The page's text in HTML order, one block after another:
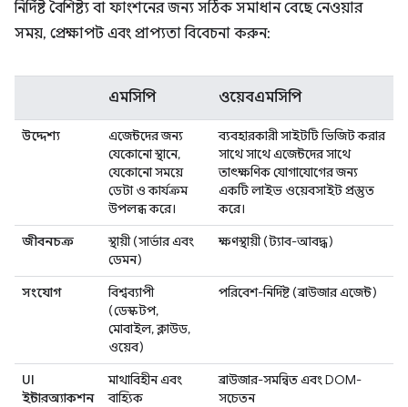
নির্দিষ্ট বৈশিষ্ট্য বা ফাংশনের জন্য সঠিক সমাধান বেছে নেওয়ার
সময়, প্রেক্ষাপট এবং প্রাপ্যতা বিবেচনা করুন:
এমসিপি ওয়েবএমসিপি
উদ্দেশ্য
এজেন্টদের জন্য
যেকোনো স্থানে,
যেকোনো সময়ে
ডেটা ও কার্যক্রম
উপলব্ধ করে।
ব্যবহারকারী সাইটটি ভিজিট করার
সাথে সাথে এজেন্টদের সাথে
তাৎক্ষণিক যোগাযোগের জন্য
একটি লাইভ ওয়েবসাইট প্রস্তুত
করে।
জীবনচক্র
স্থায়ী (সার্ভার এবং
ডেমন)
ক্ষণস্থায়ী (ট্যাব-আবদ্ধ)
সংযোগ
বিশ্বব্যাপী
(ডেস্কটপ,
মোবাইল, ক্লাউড,
ওয়েব)
পরিবেশ-নির্দিষ্ট (ব্রাউজার এজেন্ট)
UI
ইন্টারঅ্যাকশন
মাথাবিহীন এবং
বাহ্যিক
ব্রাউজার-সমন্বিত এবং DOM-
সচেতন